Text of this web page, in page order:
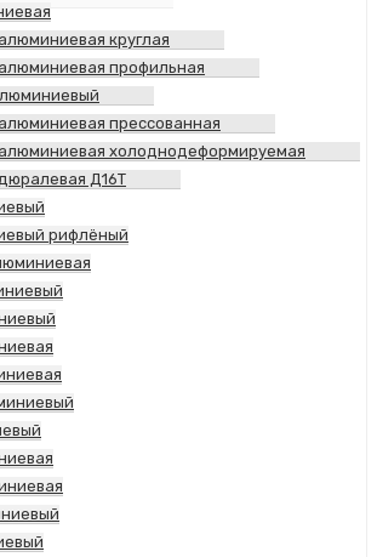
круглая
профильная
прессованная
холоднодеформируемая
Д16Т
рифлёный